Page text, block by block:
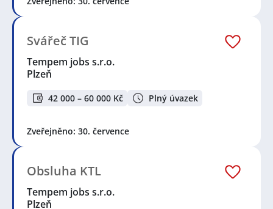
Svářeč TIG
Tempem jobs s.r.o.
Plzeň
42 000 – 60 000 Kč Plný úvazek
Zveřejněno: 30. července
Obsluha KTL
Tempem jobs s.r.o.
Plzeň